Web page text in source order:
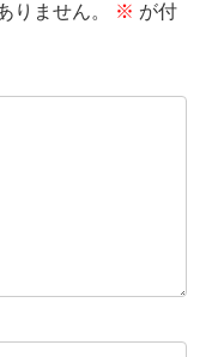
りません。 ※ が付